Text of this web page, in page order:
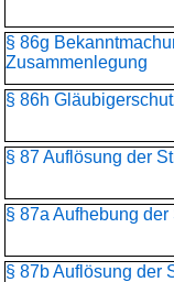
§ 86g
Zusammenlegung
§ 86h
§ 87 Auflösung der
§ 87a Aufhebung der
§ 87b Auflösung der